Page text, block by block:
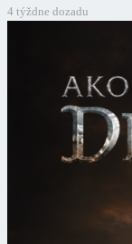
4 týždne dozadu